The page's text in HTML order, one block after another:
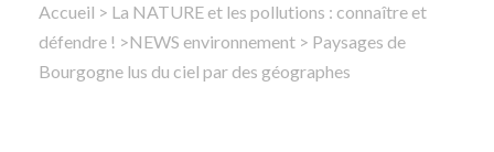
Rechercher
Accueil > La NATURE et les pollutions : connaître et
défendre ! >NEWS environnement > Paysages de
Bourgogne lus du ciel par des géographes